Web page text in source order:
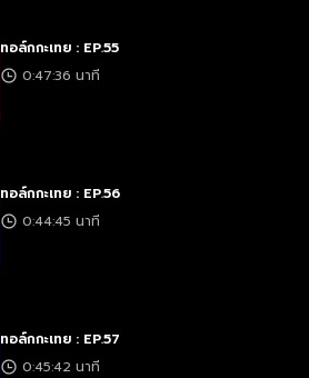
ทอล์กกะเทย : EP.55
0:47:36 นาที
ทอล์กกะเทย : EP.56
0:44:45 นาที
ทอล์กกะเทย : EP.57
0:45:42 นาที